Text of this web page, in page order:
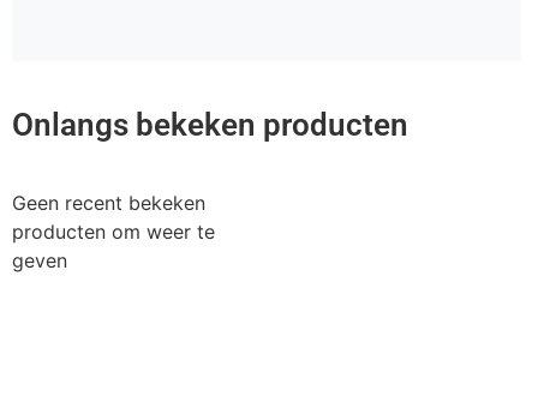
Onlangs bekeken producten
Geen recent bekeken
producten om weer te
geven